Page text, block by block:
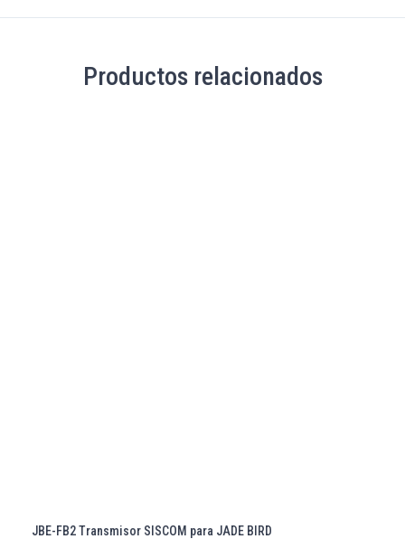
Productos relacionados
JBE-FB2 Transmisor SISCOM para JADE BIRD